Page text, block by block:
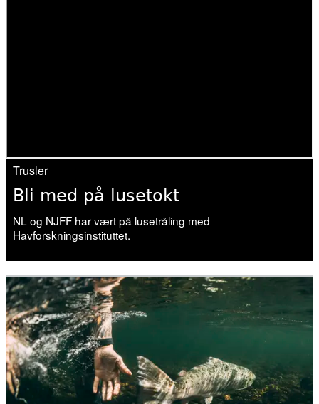
Trusler
Bli med på lusetokt
NL og NJFF har vært på lusetråling med
Havforskningsinstituttet.